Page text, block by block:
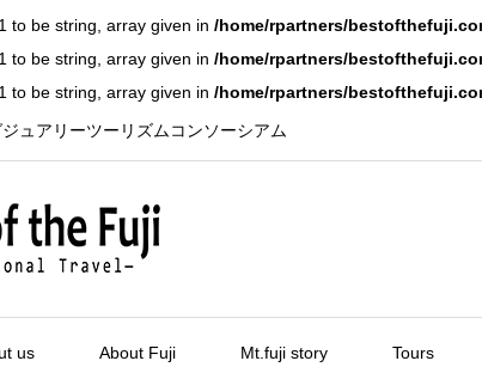
to be string, array given in /home/rpartners/
to be string, array given in /home/rpartners/
to be string, array given in /home/rpartners/
ュアリーツーリズムコンソーシアム
us About Fuji Mt.fuji story Tours